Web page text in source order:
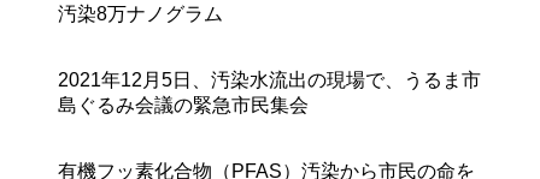
汚染8万ナノグラム
2021年12月5日、汚染水流出の現場で、うるま市
島ぐるみ会議の緊急市民集会
有機フッ素化合物（PFAS）汚染から市民の命を